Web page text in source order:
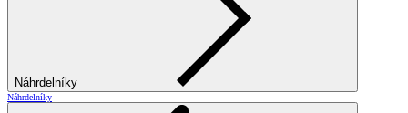
Náhrdelníky
Náhrdelníky